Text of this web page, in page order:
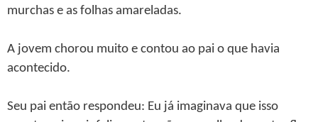
murchas e as folhas amareladas.
A jovem chorou muito e contou ao pai o que havia
acontecido.
Seu pai então respondeu: Eu já imaginava que isso